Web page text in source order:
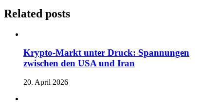
Related posts
Krypto-Markt unter Druck: Spannungen
zwischen den USA und Iran
20. April 2026